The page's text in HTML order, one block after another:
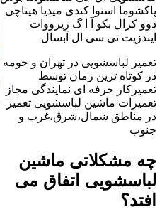
پاکشوما اسنوا کندی میدیا هیتاچی
دوو کرال بکو آ ا گ زیرووات
ایندزیت تی سی ال آبسال
تعمیر لباسشویی در تهران و حومه
در کوتاه ترین زمان توسط
تعمیرکار حرفه ای نمایندگی مجاز
تعمیرات ماشین لباسشویی تعمیر
در مناطق شمال،شرق،غرب و
جنوب
چه مشکلاتی ماشین
لباسشویی اتفاق می
افتد؟